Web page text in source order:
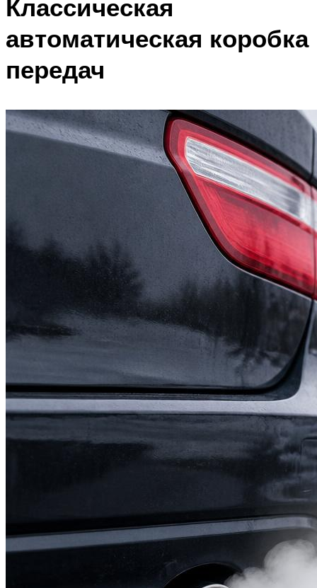
Классическая
автоматическая коробка
передач